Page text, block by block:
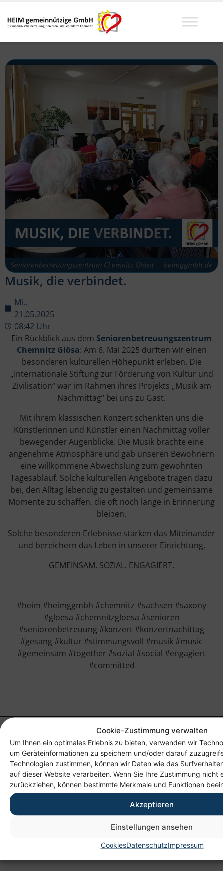
Cookie-Zustimmung verwalten
Um Ihnen ein optimales Erlebnis zu bieten, verwenden wir
um Geräteinformationen zu speichern und/oder darauf
Technologien zustimmen, können wir Daten wie das
auf dieser Website verarbeiten. Wenn Sie Ihre Zustimmung nicht
zurückziehen, können bestimmte Merkmale und Funktionen
Akzeptieren
Einstellungen ansehen
CookiesDatenschutzImpressum
Musik, die verbindet.
Mi.,
21.05.2025
08:42 Uhr
Ein Rückblick aus dem Seniorenbetreuungszentrum
Chemnitz Glösa: Am 6. Mai 2025 durften wir einen
besonderen kulturellen Höhepunkt erleben. Die
„Internationale Stiftung zur Förderung von Kultur und
Zivilisation“ war im Rahmen ihres Projekts „Musik am
Nachmittag“ bei uns zu Gast.
Mit ihrem klassischen Konzert schenkten uns die
Künstlerinnen und Künstler einen Nachmittag voller
bewegender Augenblicke. Die Musik brachte eine
angenehme Atmosphäre und gab unseren Bewohnern
eine willkommene Abwechslung zum gewohnten
Tagesablauf. Solche kulturellen Angebote tragen dazu
bei, den Alltag lebendig zu gestalten und gemeinsame
Momente zu schaffen, die oft noch lange in Erinnerung
bleiben.
Solche besonderen Erlebnisse stärken das Miteinander
und bereichern das Leben in unserer Einrichtung.
GEMEINSAM. SOZIAL. ENGAGIERT.
#heim #heimggmbh #chemnitz #sachsen #saxony
#gloesa #chemnitzgloesa #senioren
#seniorenbetreuung #konzert #konzertnachittag
#gesang #kultur #stimmungsvoll #musik #music
#gemeinsam #together #sozial #social #engagiert
#committed
Anschrift